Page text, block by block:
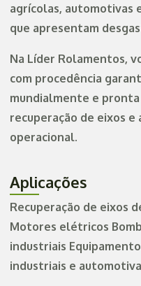
agrícolas, automotivas
que apresentam
Na Líder Rolamentos,
com procedência
mundialmente e
recuperação de eixos
operacional.
Aplicações
Recuperação de eixos
Motores elétricos
industriais
industriais e